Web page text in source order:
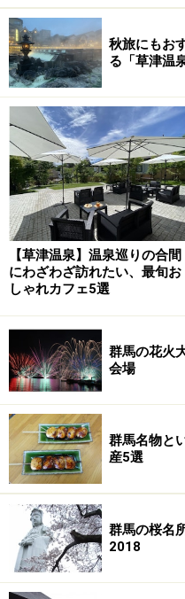
伊香保には「黄金（こ
ね）の湯」の二つの種類
香保の温泉は、茶褐色の
お湯は、中に含まれる鉄
め、「黄金の湯」と呼ば
激の少ないやわらかいお
を促すので、特に江戸時
て喜ばれてきたそうで
痛、冷え性、きりきず、
病など、病気やケガの療
湯治場として人気を博し
また近年、新たに無色透
秋旅にもお
る「草津温
【草津温泉】温泉巡りの合間
にわざわざ訪れたい、最旬お
しゃれカフェ5選
群馬の花火
会場
群馬名物と
産5選
群馬の桜名
2018